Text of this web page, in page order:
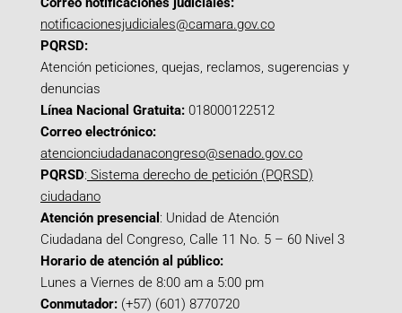
notificacionesjudiciales@camara.gov.co
PQRSD:
Atención peticiones, quejas, reclamos, sugerencias y
denuncias
Línea Nacional Gratuita: 018000122512
Correo electrónico:
atencionciudadanacongreso@senado.gov.co
PQRSD: Sistema derecho de petición (PQRSD)
ciudadano
Atención presencial : Unidad de Atención
Ciudadana del Congreso, Calle 11 No. 5 – 60 Nivel 3
Horario de atención al público:
Lunes a Viernes de 8:00 am a 5:00 pm
Conmutador: (+57) (601) 8770720